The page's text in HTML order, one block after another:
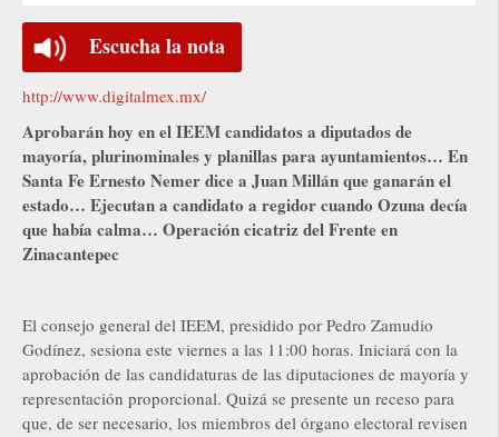
Escucha la nota
http://www.digitalmex.mx/
Aprobarán hoy en el IEEM candidatos a diputados de
mayoría, plurinominales y planillas para ayuntamientos… En
Santa Fe Ernesto Nemer dice a Juan Millán que ganarán el
estado… Ejecutan a candidato a regidor cuando Ozuna decía
que había calma… Operación cicatriz del Frente en
Zinacantepec
El consejo general del IEEM, presidido por Pedro Zamudio
Godínez, sesiona este viernes a las 11:00 horas. Iniciará con la
aprobación de las candidaturas de las diputaciones de mayoría y
representación proporcional. Quizá se presente un receso para
que, de ser necesario, los miembros del órgano electoral revisen